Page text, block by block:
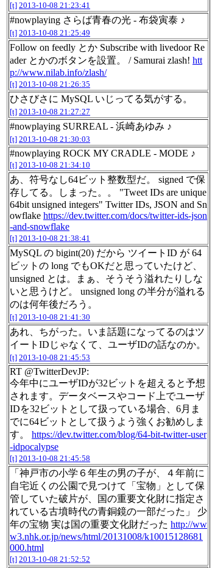
[t] 2013-10-08 21:23:41
#nowplaying さらば青春の光 - 布袋寅泰 ♪
[t] 2013-10-08 21:25:49
Follow on feedly とか Subscribe with livedoor Re
ader とかのボタンを設置。 / Samurai zlash! htt
p://www.nilab.info/zlash/
[t] 2013-10-08 21:26:35
ひさびさに MySQL いじってる気がする。
[t] 2013-10-08 21:27:27
#nowplaying SURREAL - 浜崎あゆみ ♪
[t] 2013-10-08 21:30:03
#nowplaying ROCK MY CRADLE - MODE ♪
[t] 2013-10-08 21:34:10
あ、符号なし64ビット整数型だ。 signed で保
存してる。しまった。。 "Tweet IDs are unique
64bit unsigned integers" Twitter IDs, JSON and Sn
owflake https://dev.twitter.com/docs/twitter-ids-json
-and-snowflake
[t] 2013-10-08 21:38:41
MySQL の bigint(20) だから ツイートID が 64
ビットの long でもOKだと思っていたけど、
unsigned とは。まぁ、そうそう溢れたりしな
いと思うけど。 unsigned long の半分が溢れる
のは何年後だろう。
[t] 2013-10-08 21:41:30
あれ、ちがった。いま話題になってるのはツ
イートIDじゃなくて、ユーザIDの話なのか。
[t] 2013-10-08 21:45:53
RT @TwitterDevJP:
今年中にユーザIDが32ビットを超えると予想
されます。データベースやコード上でユーザ
IDを32ビットとして扱っている場合、6月ま
でに64ビットとして扱うよう強くお勧めしま
す。 https://dev.twitter.com/blog/64-bit-twitter-user
-idpocalypse
[t] 2013-10-08 21:45:58
「神戸市の小学６年生の男の子が、４年前に
自宅近くの公園で見つけて「宝物」として保
管していた破片が、国の重要文化財に指定さ
れている古墳時代の青銅鏡の一部だった」 少
年の宝物 実は国の重要文化財だった http://ww
w3.nhk.or.jp/news/html/20131008/k10015128681
000.html
[t] 2013-10-08 21:52:52